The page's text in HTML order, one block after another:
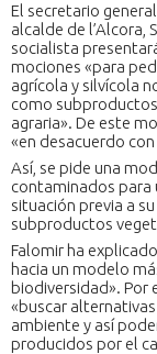
El secretario
alcalde de l’Alcora,
socialista
mociones «para
agrícola y silvícola
como
agraria». De este
«en desacuerdo
Así, se pide una
contaminados para
situación previa a
subproductos
Falomir ha
hacia un modelo
biodiversidad». Por
«buscar
ambiente y así
producidos por el